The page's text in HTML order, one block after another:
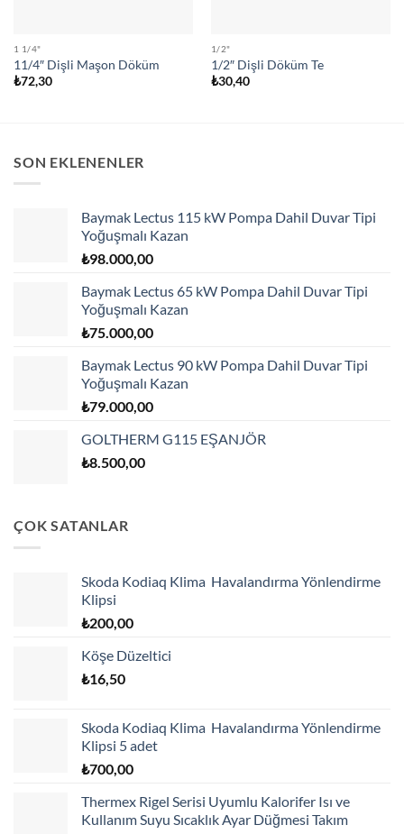
1 1/4"
11/4″ Dişli Maşon Döküm
₺72,30
1/2"
1/2″ Dişli Döküm Te
₺30,40
SON EKLENENLER
Baymak Lectus 115 kW Pompa Dahil Duvar Tipi
Yoğuşmalı Kazan
₺98.000,00
Baymak Lectus 65 kW Pompa Dahil Duvar Tipi
Yoğuşmalı Kazan
₺75.000,00
Baymak Lectus 90 kW Pompa Dahil Duvar Tipi
Yoğuşmalı Kazan
₺79.000,00
GOLTHERM G115 EŞANJÖR
₺8.500,00
ÇOK SATANLAR
Skoda Kodiaq Klima Havalandırma Yönlendirme
Klipsi
₺200,00
Köşe Düzeltici
₺16,50
Skoda Kodiaq Klima Havalandırma Yönlendirme
Klipsi 5 adet
₺700,00
Thermex Rigel Serisi Uyumlu Kalorifer Isı ve
Kullanım Suyu Sıcaklık Ayar Düğmesi Takım